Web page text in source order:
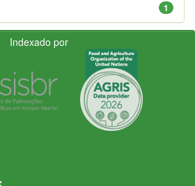
1
Indexado por